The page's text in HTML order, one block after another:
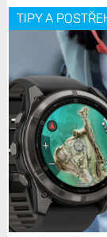
TIPY A